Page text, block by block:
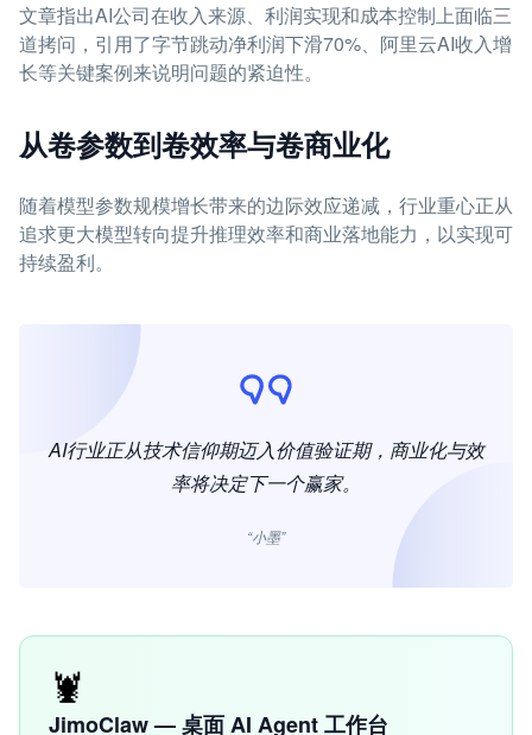
文章指出AI公司在收入来源、利润实现和成本控制上面临三
道拷问，引用了字节跳动净利润下滑70%、阿里云AI收入增
长等关键案例来说明问题的紧迫性。
从卷参数到卷效率与卷商业化
随着模型参数规模增长带来的边际效应递减，行业重心正从
追求更大模型转向提升推理效率和商业落地能力，以实现可
持续盈利。
AI行业正从技术信仰期迈入价值验证期，商业化与效
率将决定下一个赢家。
“小墨”
🦞
JimoClaw — 桌面 AI Agent 工作台